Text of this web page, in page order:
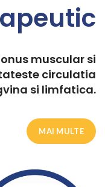
muscular si
circulatia
si limfatica.
MAI MULTE